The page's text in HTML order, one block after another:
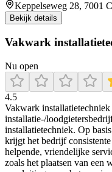
Keppelseweg 28, 7001
Bekijk details
Vakwark
Nu open
4.5
Vakwark
installatie-/
installatietechniek. Op
krijgt het bedrijf
helpende, vriendelijke
zoals het plaatsen van een